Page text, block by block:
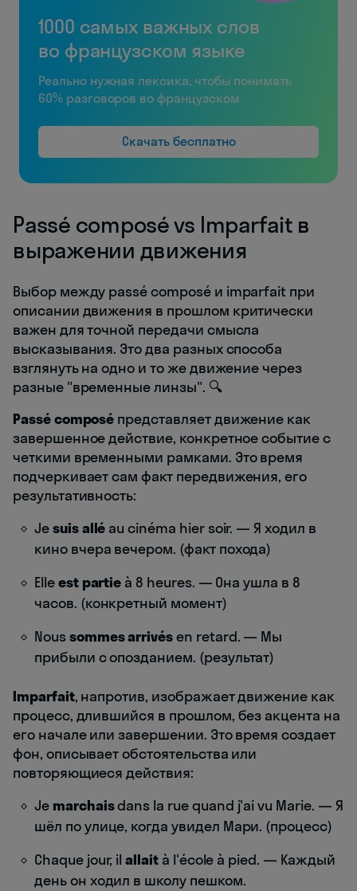
1000 самых важных слов
во французском языке
Реально нужная лексика, чтобы понимать
60% разговоров во французском
Скачать бесплатно
Passé composé vs Imparfait в
выражении движения
Выбор между passé composé и imparfait при
описании движения в прошлом критически
важен для точной передачи смысла
высказывания. Это два разных способа
взглянуть на одно и то же движение через
разные "временные линзы". 🔍
Passé composé представляет движение как
завершенное действие, конкретное событие с
четкими временными рамками. Это время
подчеркивает сам факт передвижения, его
результативность:
Jesuis allé au cinéma hier soir. — Я ходил в
кино вчера вечером. (факт похода)
Elleest partie à 8 heures. — Она ушла в 8
часов. (конкретный момент)
Noussommes arrivésen retard. — Мы
прибыли с опозданием. (результат)
Imparfait, напротив, изображает движение как
процесс, длившийся в прошлом, без акцента на
его начале или завершении. Это время создает
фон, описывает обстоятельства или
повторяющиеся действия:
Je marchaisdans la rue quand j'ai vu Marie. — Я
шёл по улице, когда увидел Мари. (процесс)
Chaque jour, ilallaità l'école à pied. — Каждый
день он ходил в школу пешком.